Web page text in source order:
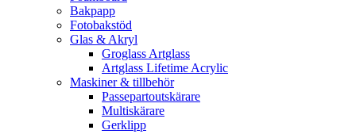
Bakpapp
Fotobakstöd
Glas & Akryl
Groglass Artglass
Artglass Lifetime Acrylic
Maskiner & tillbehör
Passepartoutskärare
Multiskärare
Gerklipp